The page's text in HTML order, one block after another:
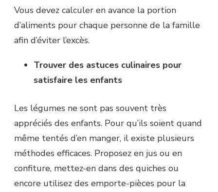
Vous devez calculer en avance la portion
d’aliments pour chaque personne de la famille
afin d’éviter l’excès.
Trouver des astuces culinaires pour
satisfaire les enfants
Les légumes ne sont pas souvent très
appréciés des enfants. Pour qu’ils soient quand
même tentés d’en manger, il existe plusieurs
méthodes efficaces. Proposez en jus ou en
confiture, mettez-en dans des quiches ou
encore utilisez des emporte-pièces pour la